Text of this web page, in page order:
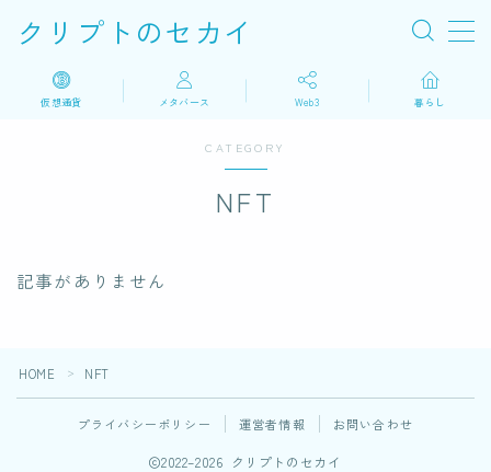
クリプトのセカイ
MENU
Web3
仮想通貨 メタバース Web3 暮らし
CATEGORY
NFT
記事がありません
HOME ＞ NFT
プライバシーポリシー 運営者情報 お問い合わせ
2022–2026 クリプトのセカイ